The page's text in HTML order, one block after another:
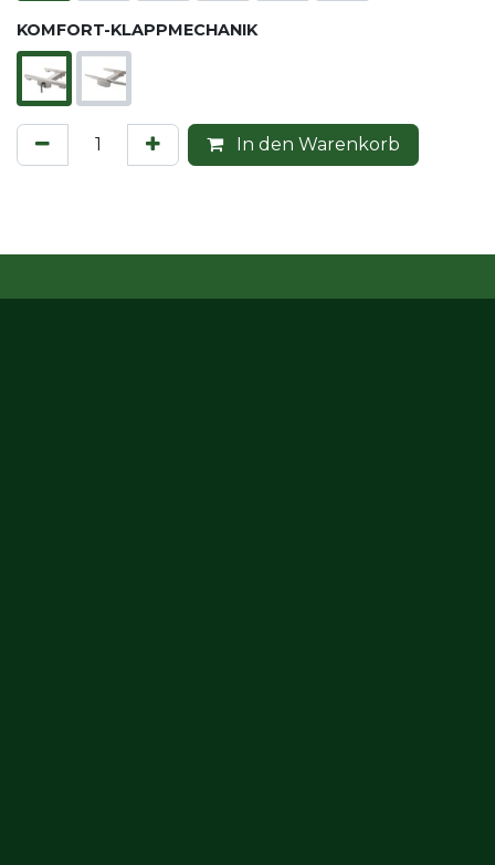
KOMFORT-KLAPPMECHANIK
In den Warenkorb